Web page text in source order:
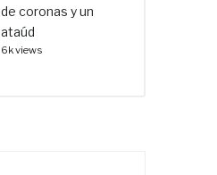
de coronas y un
ataúd
6k views